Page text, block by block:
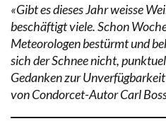
«Gibt es dieses Jahr weisse
beschäftigt viele. Schon
Meteorologen bestürmt und
sich der Schnee nicht,
Gedanken zur
von Condorcet-Autor Carl